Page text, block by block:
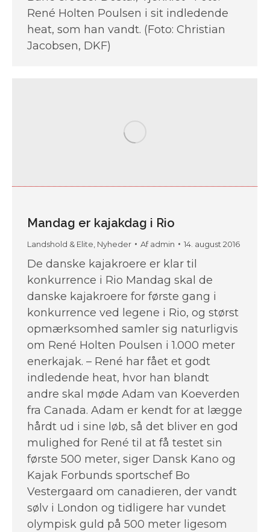
René Holten Poulsen i sit indledende
heat, som han vandt. (Foto: Christian
Jacobsen, DKF)
Mandag er kajakdag i Rio
Landshold & Elite, Nyheder Afadmin 14. august 2016
De danske kajakroere er klar til
konkurrence i Rio Mandag skal de
danske kajakroere for første gang i
konkurrence ved legene i Rio, og størst
opmærksomhed samler sig naturligvis
om René Holten Poulsen i 1.000 meter
enerkajak. – René har fået et godt
indledende heat, hvor han blandt
andre skal møde Adam van Koeverden
fra Canada. Adam er kendt for at lægge
hårdt ud i sine løb, så det bliver en god
mulighed for René til at få testet sin
første 500 meter, siger Dansk Kano og
Kajak Forbunds sportschef Bo
Vestergaard om canadieren, der vandt
sølv i London og tidligere har vundet
olympisk guld på 500 meter ligesom